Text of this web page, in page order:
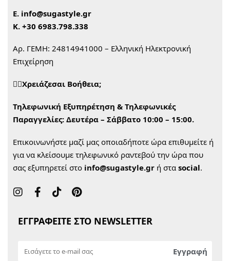
Ε. info@sugastyle.gr
Κ. +30 6983.798.338
Αρ. ΓΕΜΗ: 24814941000 – Ελληνική Ηλεκτρονική
Επιχείρηση
🙋‍♀️Χρειάζεσαι Βοήθεια;
Τηλεφωνική Εξυπηρέτηση & Τηλεφωνικές
Παραγγελίες: Δευτέρα – Σάββατο 10:00 – 15:00.
Επικοινωνήστε μαζί μας οποιαδήποτε ώρα επιθυμείτε ή
για να κλείσουμε τηλεφωνικό ραντεβού την ώρα που
σας εξυπηρετεί στο info@sugastyle.gr ή στα social.
ΕΓΓΡΑΦΕΙΤΕ ΣΤΟ NEWSLETTER